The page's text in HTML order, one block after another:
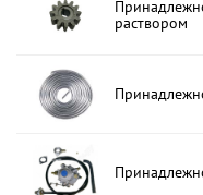
раствором